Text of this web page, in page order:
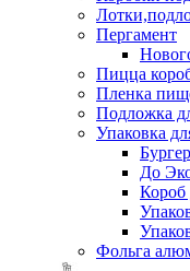
Пергамент
Пицца
Пленка
Подложка
Упаковка
До
Короб
Фольга